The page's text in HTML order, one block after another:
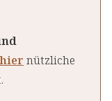
hier nützliche